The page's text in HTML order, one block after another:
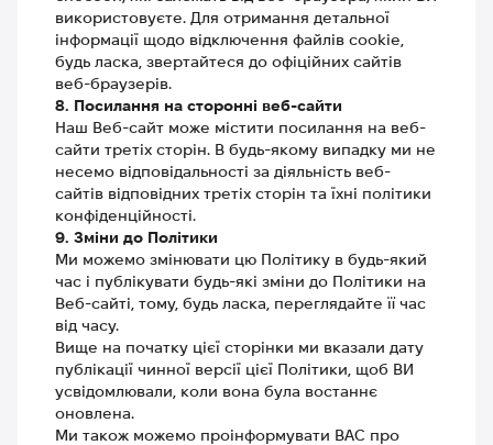
використовуєте. Для отримання детальної
інформації щодо відключення файлів cookie,
будь ласка, звертайтеся до офіційних сайтів
веб-браузерів.
8. Посилання на сторонні веб-сайти
Наш Веб-сайт може містити посилання на веб-
сайти третіх сторін. В будь-якому випадку ми не
несемо відповідальності за діяльність веб-
сайтів відповідних третіх сторін та їхні політики
конфіденційності.
9. Зміни до Політики
Ми можемо змінювати цю Політику в будь-який
час і публікувати будь-які зміни до Політики на
Веб-сайті, тому, будь ласка, переглядайте її час
від часу.
Вище на початку цієї сторінки ми вказали дату
публікації чинної версії цієї Політики, щоб ВИ
усвідомлювали, коли вона була востаннє
оновлена.
Ми також можемо проінформувати ВАС про